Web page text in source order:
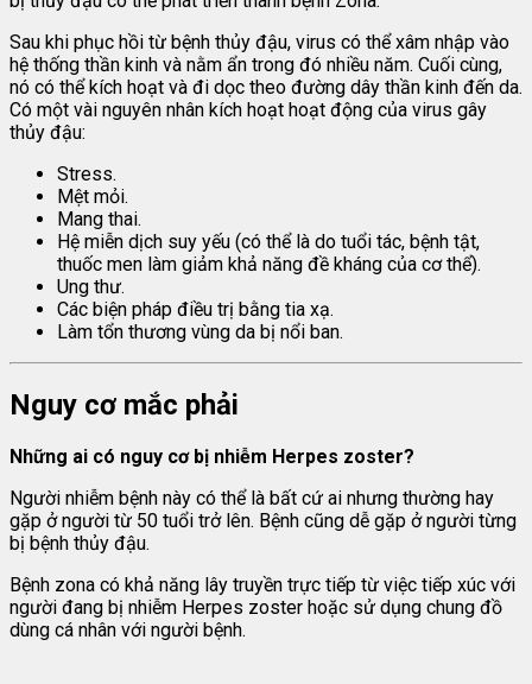
Sau khi phục hồi từ bệnh thủy đậu, virus có thể xâm nhập vào
hệ thống thần kinh và nằm ẩn trong đó nhiều năm. Cuối cùng,
nó có thể kích hoạt và đi dọc theo đường dây thần kinh đến da.
Có một vài nguyên nhân kích hoạt hoạt động của virus gây
thủy đậu:
Stress.
Mệt mỏi.
Mang thai.
Hệ miễn dịch suy yếu (có thể là do tuổi tác, bệnh tật,
thuốc men làm giảm khả năng đề kháng của cơ thể).
Ung thư.
Các biện pháp điều trị bằng tia xạ.
Làm tổn thương vùng da bị nổi ban.
Nguy cơ mắc phải
Những ai có nguy cơbị nhiễm Herpes zoster?
Người nhiễm bệnh này có thể là bất cứ ai nhưng thường hay
gặp ở người từ 50 tuổi trở lên. Bệnh cũng dễ gặp ở người từng
bị bệnh thủy đậu.
Bệnh zona có khả năng lây truyền trực tiếp từ việc tiếp xúc với
người đang bị nhiễm Herpes zoster hoặc sử dụng chung đồ
dùng cá nhân với người bệnh.